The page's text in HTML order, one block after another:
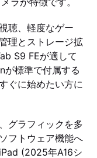
聴、軽度なゲー
理とストレージ拡
S9 FEが適して
が標準で付属する
ぐに始めたい方に
グラフィックを多
フトウェア機能へ
(2025年A16シ